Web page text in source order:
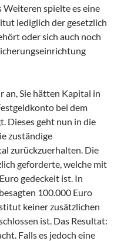
Weiteren spielte es eine
lediglich der gesetzlich
oder sich auch noch
an, Sie hätten Kapital in
bei dem
Dieses geht nun in die
zuständige
zurückzuerhalten. Die
geforderte, welche mit
gedeckelt ist. In
100.000 Euro
keiner zusätzlichen
ist. Das Resultat:
Falls es jedoch eine